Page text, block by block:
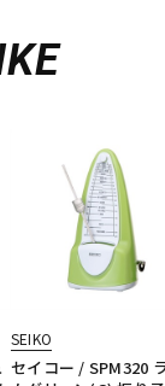
SEIKO
セイコー / SPM320